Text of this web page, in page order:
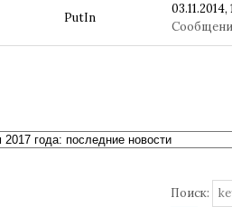
PutIn
03.11.2014,
Поиск: